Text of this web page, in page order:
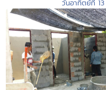
วันอาทิตย์ที่